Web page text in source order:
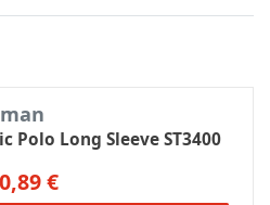
Polo Long Sleeve ST3400
€